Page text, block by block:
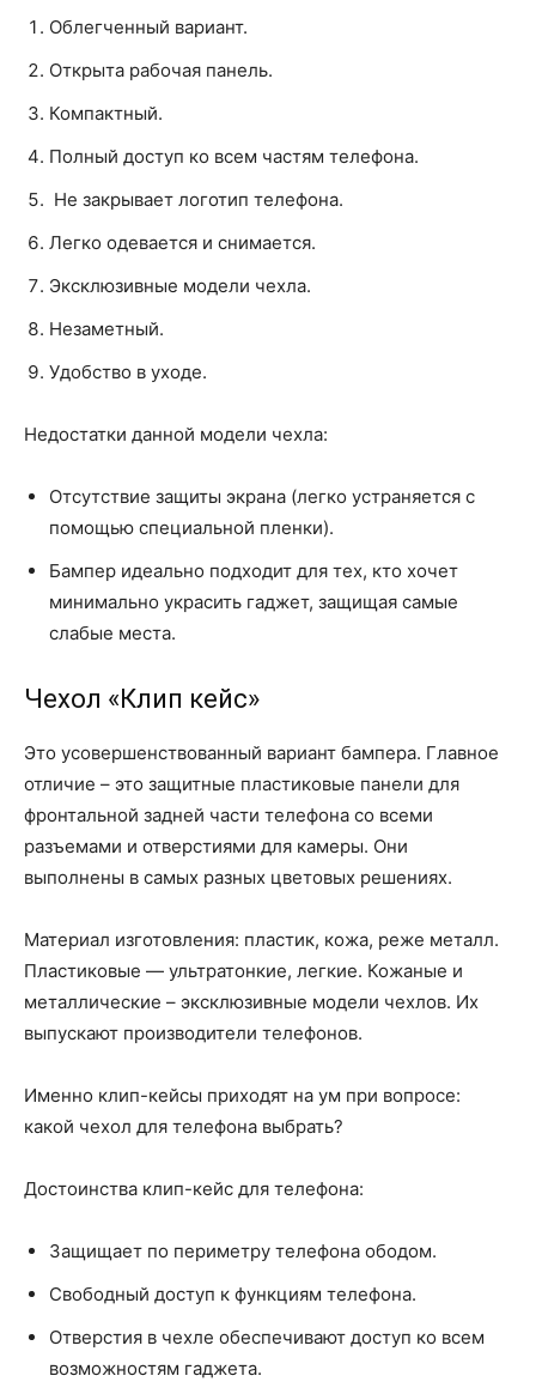
Облегченный вариант.
Открыта рабочая панель.
Компактный.
Полный доступ ко всем частям телефона.
Не закрывает логотип телефона.
Легко одевается и снимается.
Эксклюзивные модели чехла.
Незаметный.
Удобство в уходе.
Недостатки данной модели чехла:
Отсутствие защиты экрана (легко устраняется с
помощью специальной пленки).
Бампер идеально подходит для тех, кто хочет
минимально украсить гаджет, защищая самые
слабые места.
Чехол «Клип кейс»
Это усовершенствованный вариант бампера. Главное
отличие – это защитные пластиковые панели для
фронтальной задней части телефона со всеми
разъемами и отверстиями для камеры. Они
выполнены в самых разных цветовых решениях.
Материал изготовления: пластик, кожа, реже металл.
Пластиковые — ультратонкие, легкие. Кожаные и
металлические – эксклюзивные модели чехлов. Их
выпускают производители телефонов.
Именно клип-кейсы приходят на ум при вопросе:
какой чехол для телефона выбрать?
Достоинства клип-кейс для телефона:
Защищает по периметру телефона ободом.
Свободный доступ к функциям телефона.
Отверстия в чехле обеспечивают доступ ко всем
возможностям гаджета.